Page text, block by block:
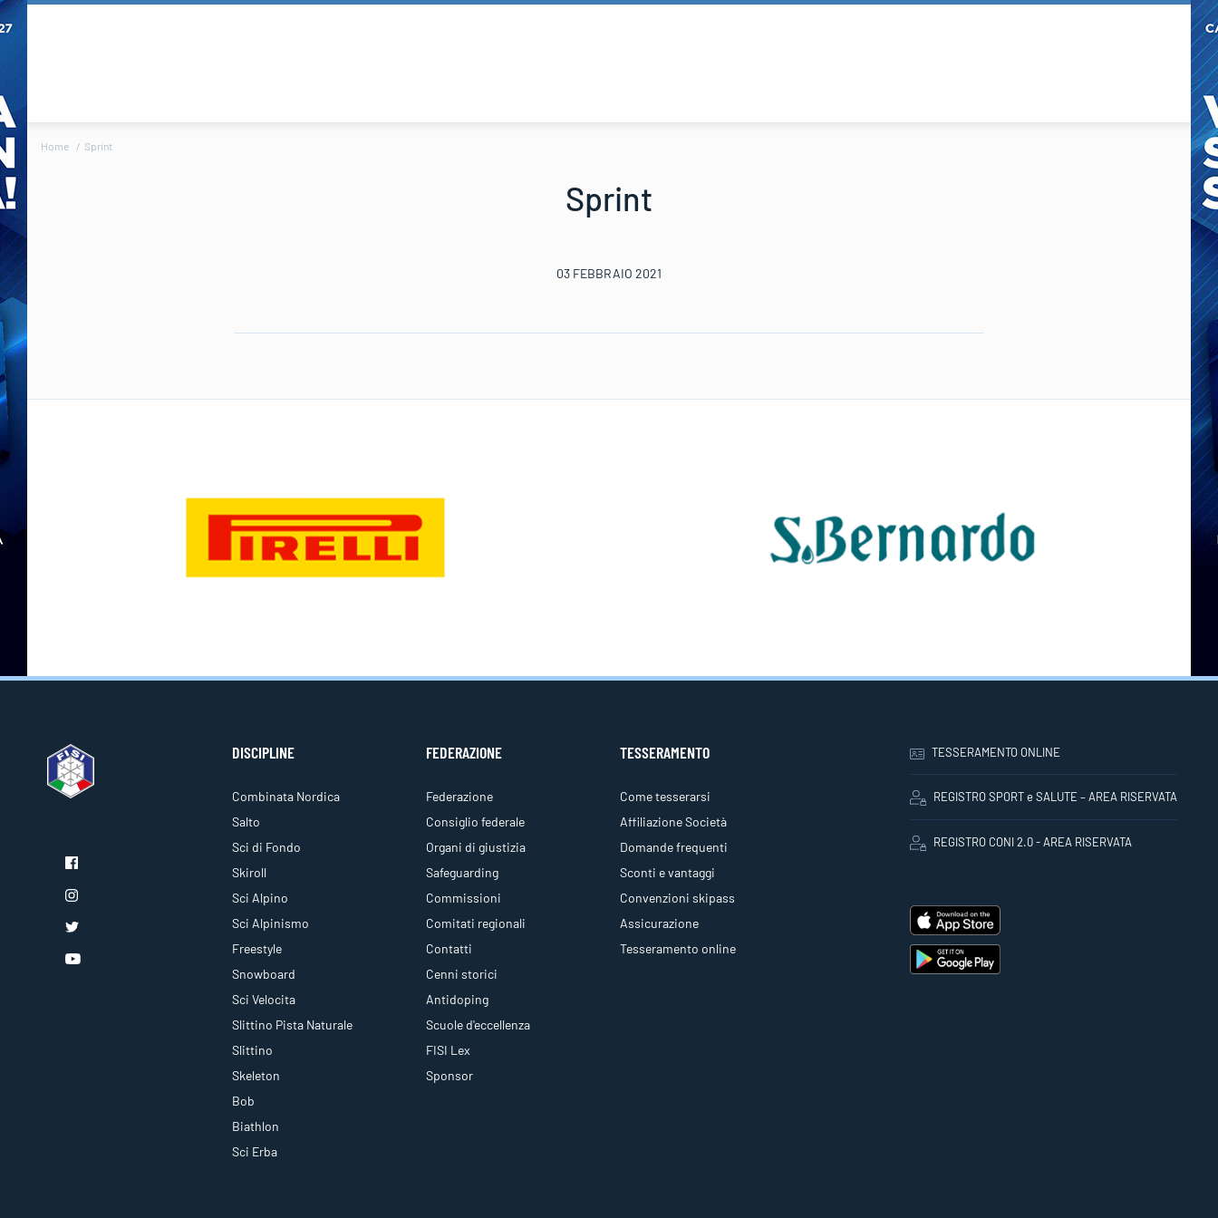
Home Sprint
Sprint
03 FEBBRAIO 2021
DISCIPLINE
Combinata Nordica
Salto
Sci di Fondo
Skiroll
Sci Alpino
Sci Alpinismo
Freestyle
Snowboard
Sci Velocita
Slittino Pista Naturale
Slittino
Skeleton
Bob
Biathlon
Sci Erba
FEDERAZIONE
Federazione
Consiglio federale
Organi di giustizia
Safeguarding
Commissioni
Comitati regionali
Contatti
Cenni storici
Antidoping
Scuole d'eccellenza
FISI Lex
Sponsor
TESSERAMENTO
Come tesserarsi
Affiliazione Società
Domande frequenti
Sconti e vantaggi
Convenzioni skipass
Assicurazione
Tesseramento online
TESSERAMENTO ONLINE
REGISTRO SPORT e SALUTE – AREA RISERVATA
REGISTRO CONI 2.0 - AREA RISERVATA